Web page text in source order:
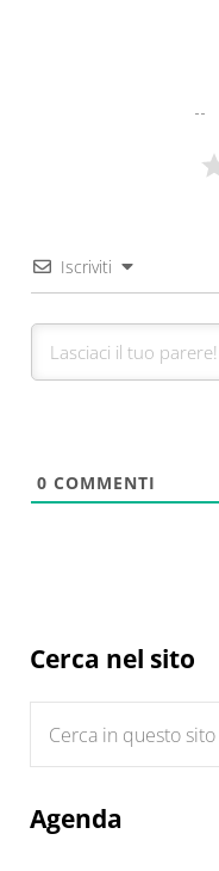
Iscriviti
0 COMMENTI
Sidebar
Cerca nel sito
Agenda